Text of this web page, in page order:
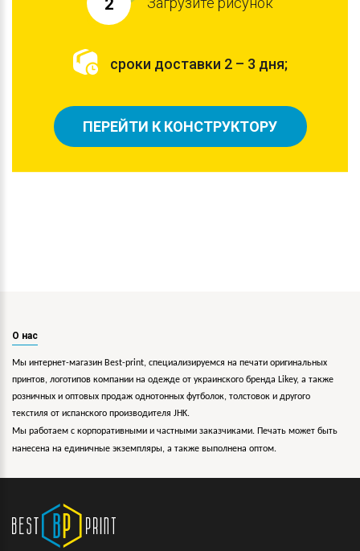
2
сроки доставки 2 – 3 дня;
ПЕРЕЙТИ К КОНСТРУКТОРУ
О нас
Мы интернет-магазин Best-print, специализируемся на печати оригинальных
принтов, логотипов компании на одежде от украинского бренда Likey, а также
розничных и оптовых продаж однотонных футболок, толстовок и другого
текстиля от испанского производителя JHK.
Мы работаем с корпоративными и частными заказчиками. Печать может быть
нанесена на единичные экземпляры, а также выполнена оптом.